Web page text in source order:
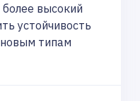
высокий
устойчивость
типам